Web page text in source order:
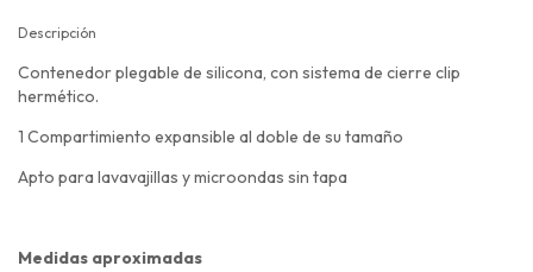
Descripción
Contenedor plegable de silicona, con sistema de cierre clip
hermético.
1 Compartimiento expansible al doble de su tamaño
Apto para lavavajillas y microondas sin tapa
Medidas aproximadas